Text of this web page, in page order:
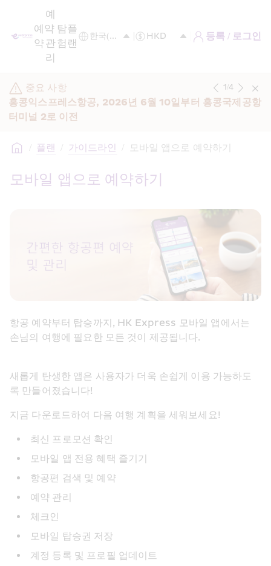
예
약
예
약
관
리
탐
험
플
랜
등록 / 로그인
중요 사항
홍콩익스프레스항공, 2026년 6월 10일부터 홍콩국제공항
터미널 2로 이전
1/4
/ 플랜 / 가이드라인 / 모바일 앱으로 예약하기
모바일 앱으로 예약하기
항공 예약부터 탑승까지, HK Express 모바일 앱에서는
손님의 여행에 필요한 모든 것이 제공됩니다.
새롭게 탄생한 앱은 사용자가 더욱 손쉽게 이용 가능하도
록 만들어졌습니다!
지금 다운로드하여 다음 여행 계획을 세워보세요!
최신 프로모션 확인
모바일 앱 전용 혜택 즐기기
항공편 검색 및 예약
예약 관리
체크인
모바일 탑승권 저장
계정 등록 및 프로필 업데이트